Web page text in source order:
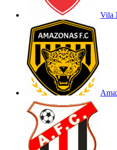
Vila